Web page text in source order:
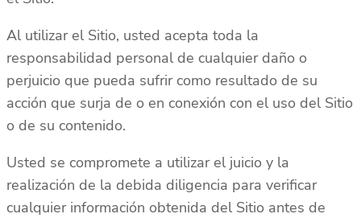
Al utilizar el Sitio, usted acepta toda la
responsabilidad personal de cualquier daño o
perjuicio que pueda sufrir como resultado de su
acción que surja de o en conexión con el uso del Sitio
o de su contenido.
Usted se compromete a utilizar el juicio y la
realización de la debida diligencia para verificar
cualquier información obtenida del Sitio antes de